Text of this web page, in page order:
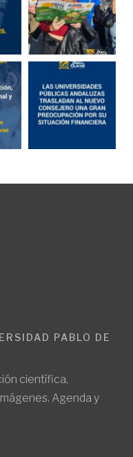
PABLO DE
científica,
Agenda y